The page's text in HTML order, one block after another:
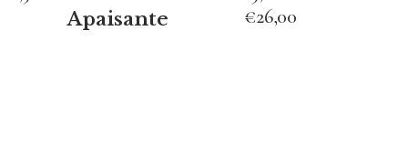
sur
Apaisante
€26,00